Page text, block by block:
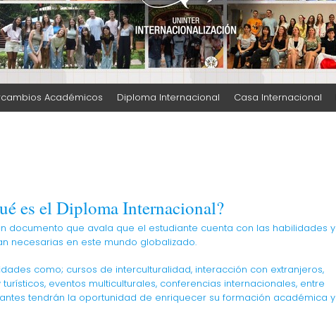
Académicos Diploma Internacional Casa Internacional
es el Diploma Internacional?
documento que avala que el estudiante cuenta con las habilidades y
necesarias en este mundo globalizado.
como; cursos de interculturalidad, interacción con extranjeros,
eventos multiculturales, conferencias internacionales, entre
tendrán la oportunidad de enriquecer su formación académica y